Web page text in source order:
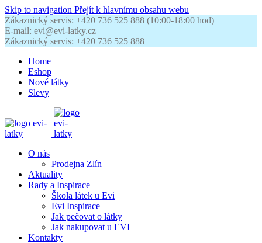
Skip to navigation Přejít k hlavnímu obsahu webu
Zákaznický servis: +420 736 525 888 (10:00-18:00 hod)
E-mail: evi@evi-latky.cz
Zákaznický servis: +420 736 525 888
Home
Eshop
Nové látky
Slevy
O nás
Prodejna Zlín
Aktuality
Rady a Inspirace
Škola látek u Evi
Evi Inspirace
Jak pečovat o látky
Jak nakupovat u EVI
Kontakty